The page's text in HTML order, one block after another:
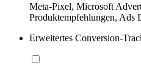
Meta-Pixel, Microsoft
Produktempfehlungen, Ads
Erweitertes Conversion-